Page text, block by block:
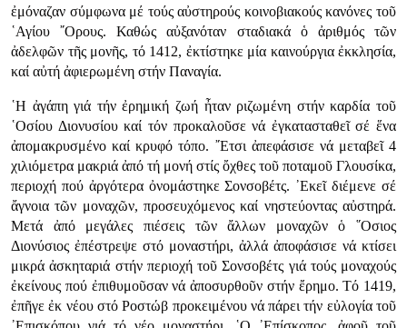
ἐμόναζαν σύμφωνα μέ τούς αὐστηρούς κοινοβιακούς κανόνες τοῦ
῾Αγίου ῎Ορους. Καθώς αὐξανόταν σταδιακά ὁ ἀριθμός τῶν
ἀδελφῶν τῆς μονῆς, τό 1412, ἐκτίστηκε μία καινούργια ἐκκλησία,
καί αὐτή ἀφιερωμένη στήν Παναγία.
῾Η ἀγάπη γιά τήν ἐρημική ζωή ἦταν ριζωμένη στήν καρδία τοῦ
῾Οσίου Διονυσίου καί τόν προκαλοῦσε νά ἐγκατασταθεῖ σέ ἕνα
ἀπομακρυσμένο καί κρυφό τόπο. ῎Ετσι ἀπεφάσισε νά μεταβεῖ 4
χιλιόμετρα μακριά ἀπό τή μονή στίς ὄχθες τοῦ ποταμοῦ Γλουσίκα,
περιοχή πού ἀργότερα ὀνομάστηκε Σονσοβέτς. ᾿Εκεῖ διέμενε σέ
ἄγνοια τῶν μοναχῶν, προσευχόμενος καί νηστεύοντας αὐστηρά.
Μετά ἀπό μεγάλες πιέσεις τῶν ἄλλων μοναχῶν ὁ ῞Οσιος
Διονύσιος ἐπέστρεψε στό μοναστήρι, ἀλλά ἀποφάσισε νά κτίσει
μικρά ἀσκηταριά στήν περιοχή τοῦ Σονσοβέτς γιά τούς μοναχούς
ἐκείνους πού ἐπιθυμοῦσαν νά ἀποσυρθοῦν στήν ἔρημο. Τό 1419,
ἐπῆγε ἐκ νέου στό Ροστώβ προκειμένου νά πάρει τήν εὐλογία τοῦ